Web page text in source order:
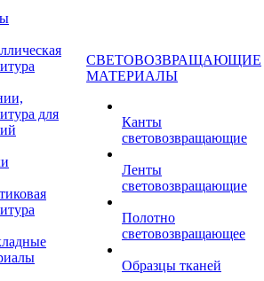
для
СВЕТОВОЗВРАЩАЮЩИЕ
МАТЕРИАЛЫ
Канты
световозвращающие
Ленты
световозвращающие
Полотно
световозвращающее
Образцы тканей